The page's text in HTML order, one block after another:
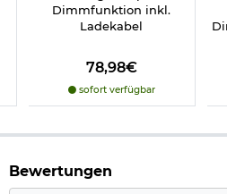
Betrieb mit: 3,7V Akku,
verbaut)
Farbe: oliv
Dimmfunktion inkl.
Ladekabel
78,98€
sofort verfügbar
Bewertungen